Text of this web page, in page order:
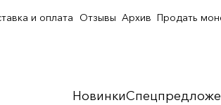
Новинки
и оплата Отзывы Архив Продать